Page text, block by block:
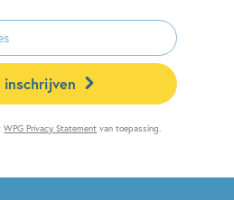
inschrijven
WPG Privacy Statement van toepassing.